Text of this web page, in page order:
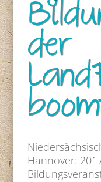
der
Hannover: